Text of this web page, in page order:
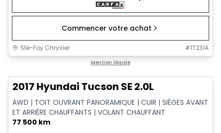
Commencer votre achat
Ste-Foy Chrysler #1T231A
Mention légale
2017 Hyundai Tucson SE 2.0L
AWD | TOIT OUVRANT PANORAMIQUE | CUIR | SIÈGES AVANT
ET ARRIÈRE CHAUFFANTS | VOLANT CHAUFFANT
77 500 km